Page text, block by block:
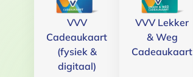
VVV
Cadeaukaart
(fysiek &
digitaal)
VVV Lekker
& Weg
Cadeaukaart